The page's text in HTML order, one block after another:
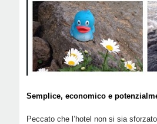
Semplice, economico e
Peccato che l’hotel non si sia